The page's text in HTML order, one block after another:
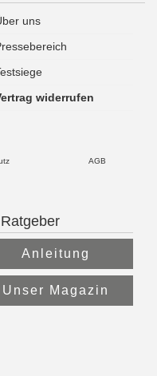
uns
widerrufen
AGB
Anleitung
Unser Magazin